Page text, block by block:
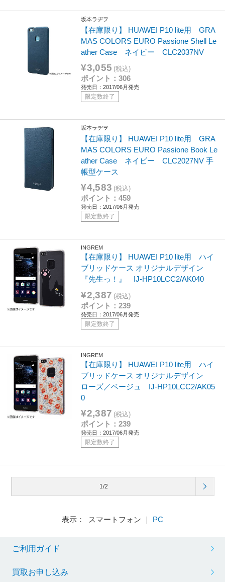
坂本ラヂヲ
【在庫限り】 HUAWEI P10 lite用 GRA
MAS COLORS EURO Passione Shell Le
ather Case ネイビー CLC2037NV
¥3,055 (税込)
ポイント：306
発売日：2017/06月発売
限定数終了
坂本ラヂヲ
【在庫限り】 HUAWEI P10 lite用 GRA
MAS COLORS EURO Passione Book Le
ather Case ネイビー CLC2027NV 手
帳型ケース
¥4,583 (税込)
ポイント：459
発売日：2017/06月発売
限定数終了
INGREM
【在庫限り】 HUAWEI P10 lite用 ハイ
ブリッドケース オリジナルデザイン
『先生っ！』 IJ-HP10LCC2/AK040
¥2,387 (税込)
ポイント：239
発売日：2017/06月発売
限定数終了
INGREM
【在庫限り】 HUAWEI P10 lite用 ハイ
ブリッドケース オリジナルデザイン
ローズ／ベージュ IJ-HP10LCC2/AK05
0
¥2,387 (税込)
ポイント：239
発売日：2017/06月発売
限定数終了
1/2
表示： スマートフォン ｜ PC
ご利用ガイド
買取お申し込み